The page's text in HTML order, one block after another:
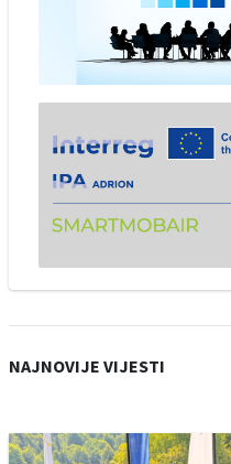
NAJNOVIJE VIJESTI